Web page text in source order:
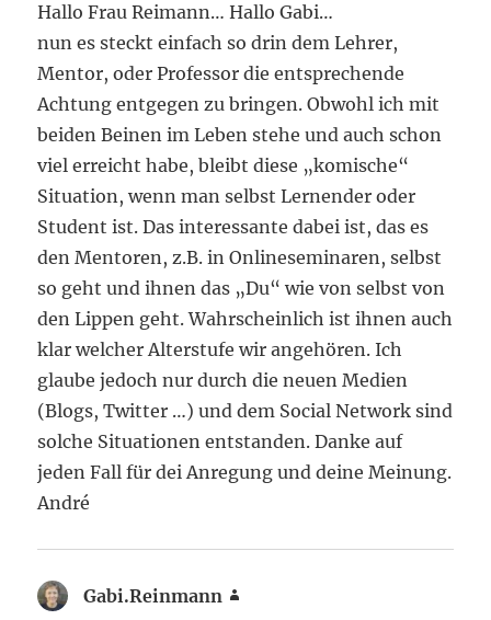
Hallo Frau Reimann… Hallo Gabi…
nun es steckt einfach so drin dem Lehrer,
Mentor, oder Professor die entsprechende
Achtung entgegen zu bringen. Obwohl ich mit
beiden Beinen im Leben stehe und auch schon
viel erreicht habe, bleibt diese „komische“
Situation, wenn man selbst Lernender oder
Student ist. Das interessante dabei ist, das es
den Mentoren, z.B. in Onlineseminaren, selbst
so geht und ihnen das „Du“ wie von selbst von
den Lippen geht. Wahrscheinlich ist ihnen auch
klar welcher Alterstufe wir angehören. Ich
glaube jedoch nur durch die neuen Medien
(Blogs, Twitter …) und dem Social Network sind
solche Situationen entstanden. Danke auf
jeden Fall für dei Anregung und deine Meinung.
André
Gabi.Reinmann